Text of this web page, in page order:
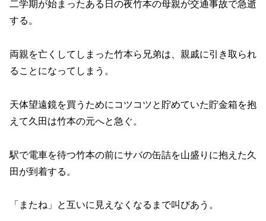
二学期が始まったある日の夜竹本の母親が交通事故で急逝
する。
両親を亡くしてしまった竹本ら兄弟は、親戚に引き取られ
ることになってしまう。
天体望遠鏡を買うためにコツコツと貯めていた貯金箱を抱
えて久田は竹本の元へと急ぐ。
駅で電車を待つ竹本の前にサバの缶詰を山盛りに抱えた久
田が到着する。
「またね」と互いに見えなくなるまで叫びあう。